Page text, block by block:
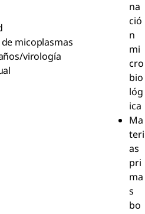
micoplasmas
virología
na
ció
n
mi
cro
bio
lóg
ica
Ma
teri
as
pri
ma
s
bo